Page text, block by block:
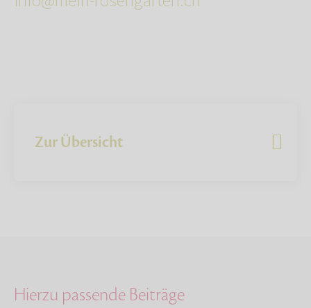
Zur Übersicht
Hierzu passende Beiträge